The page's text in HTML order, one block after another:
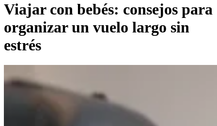
Viajar con bebés: consejos para
organizar un vuelo largo sin
estrés